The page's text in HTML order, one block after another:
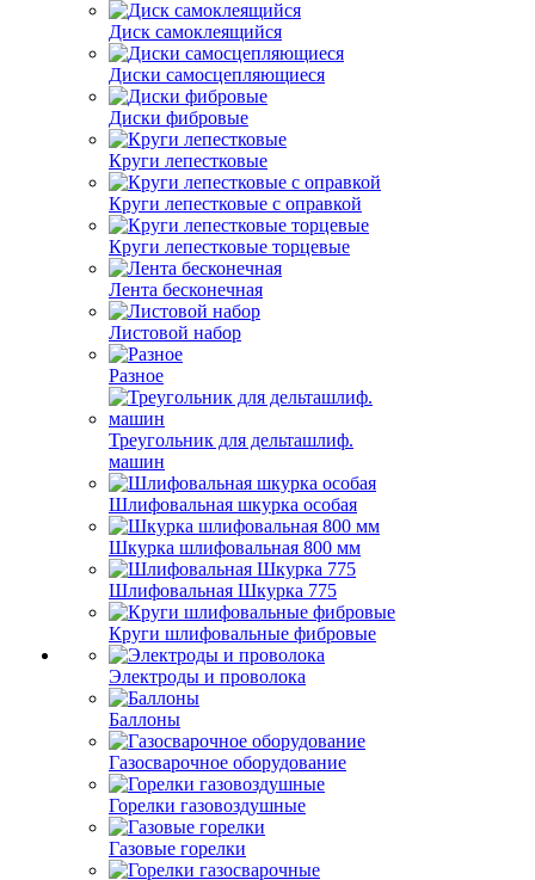
Диск самоклеящийся
Диски самосцепляющиеся
Диски фибровые
Круги лепестковые
Круги лепестковые с оправкой
Круги лепестковые торцевые
Лента бесконечная
Листовой набор
Разное
Треугольник для дельташлиф.
машин
Шлифовальная шкурка особая
Шкурка шлифовальная 800 мм
Шлифовальная Шкурка 775
Круги шлифовальные фибровые
Электроды и проволока
Баллоны
Газосварочное оборудование
Горелки газовоздушные
Газовые горелки